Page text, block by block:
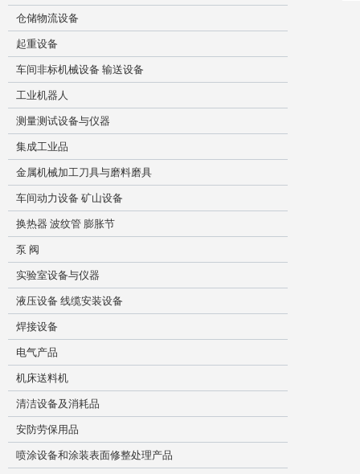
仓储物流设备
起重设备
车间非标机械设备 输送设备
工业机器人
测量测试设备与仪器
集成工业品
金属机械加工刀具与磨料磨具
车间动力设备 矿山设备
换热器 波纹管 膨胀节
泵 阀
实验室设备与仪器
液压设备 线缆安装设备
焊接设备
电气产品
机床送料机
清洁设备及消耗品
安防劳保用品
喷涂设备和涂装表面修整处理产品